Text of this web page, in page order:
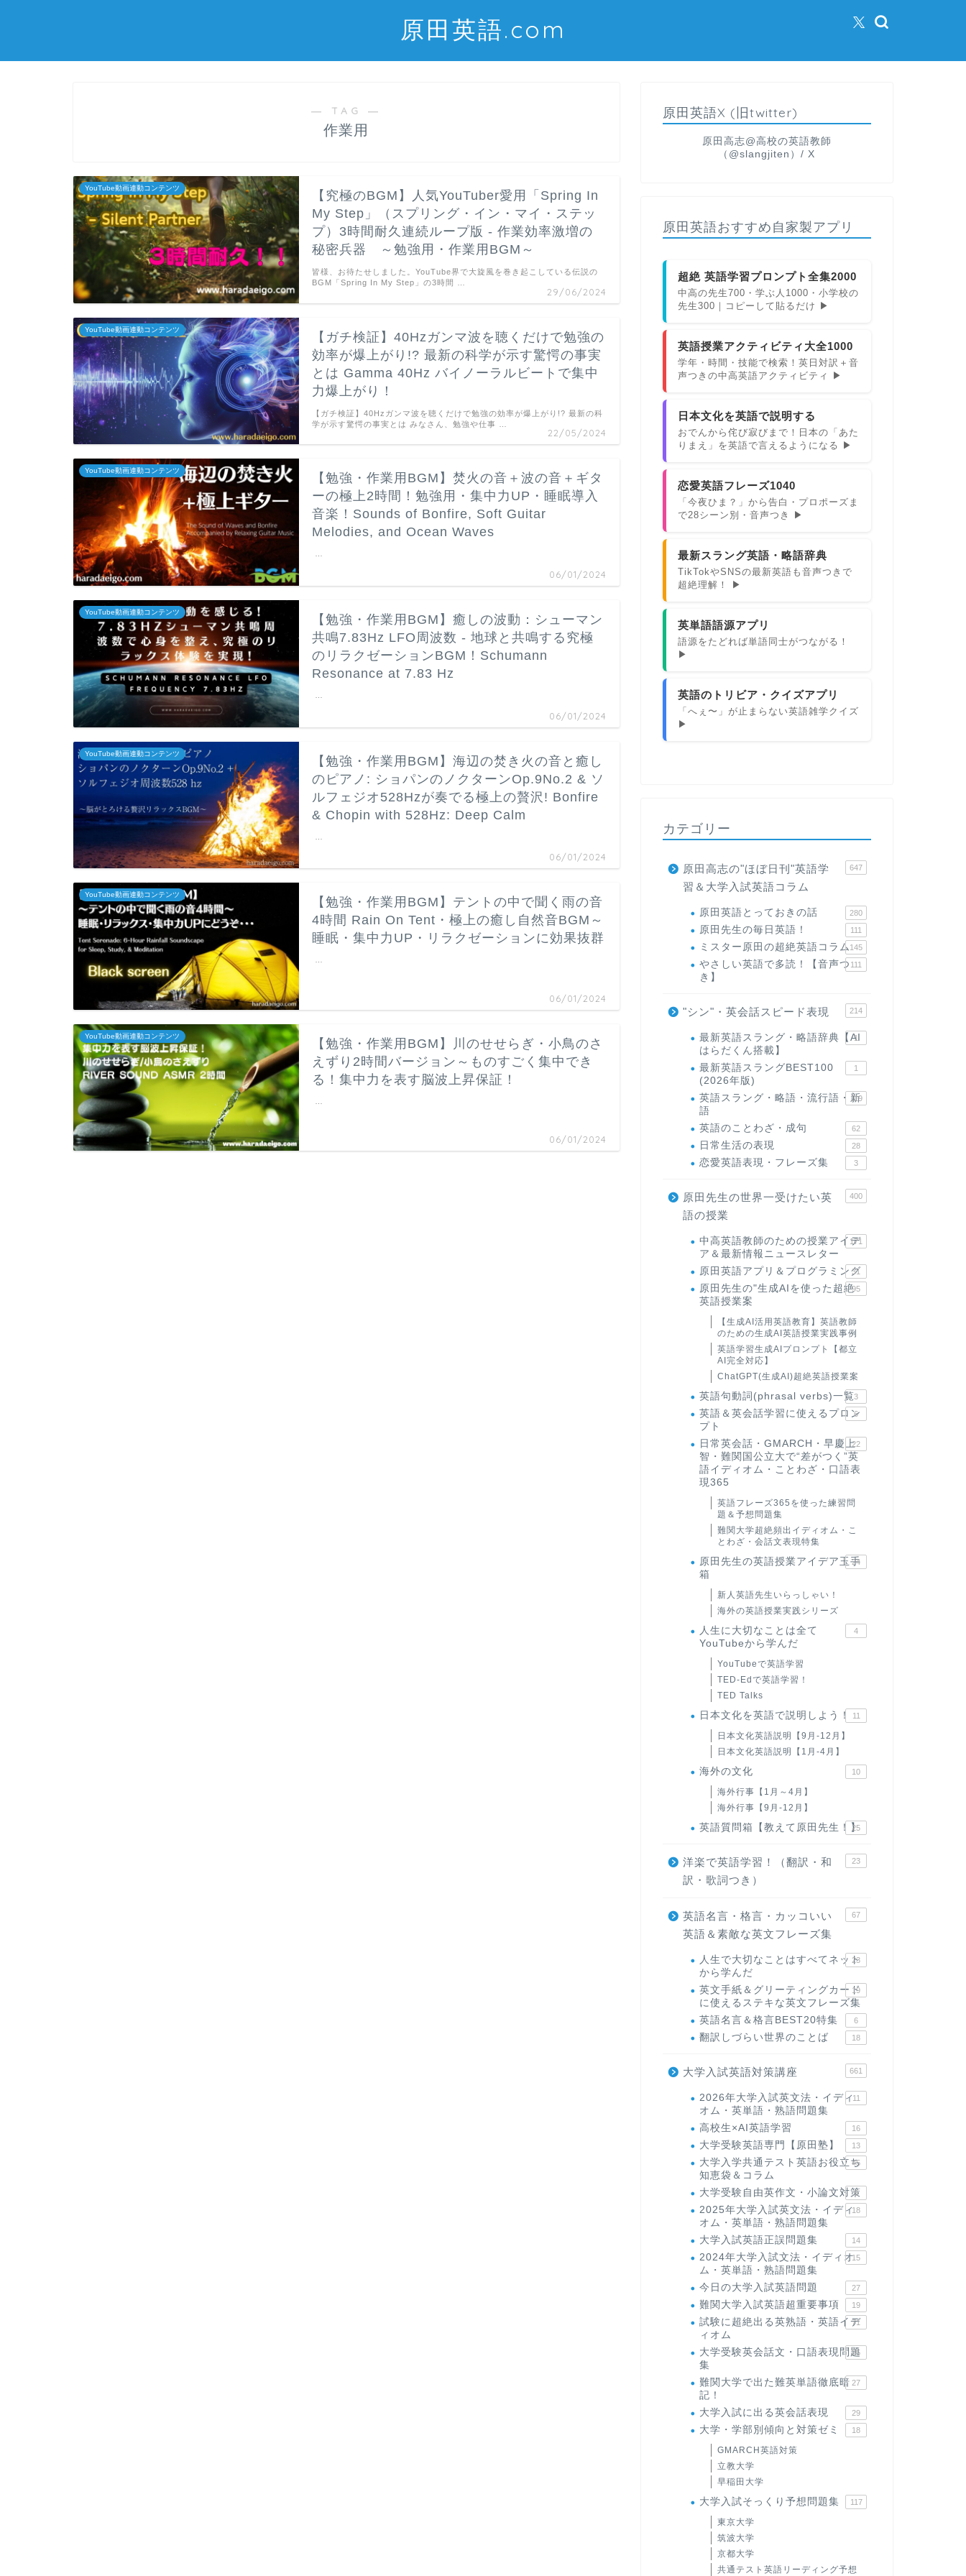
原田英語.com
― TAG ―
作業用
YouTube動画連動コンテンツ
【究極のBGM】人気YouTuber愛用「Spring In
My Step」（スプリング・イン・マイ・ステッ
プ）3時間耐久連続ループ版 - 作業効率激増の
秘密兵器 ～勉強用・作業用BGM～
29/06/2024
皆様、お待たせしました。YouTube界で大旋風を巻き起こしている伝説の
BGM「Spring In My Step」の3時間 …
YouTube動画連動コンテンツ
【ガチ検証】40Hzガンマ波を聴くだけで勉強の
効率が爆上がり!? 最新の科学が示す驚愕の事実
とは Gamma 40Hz バイノーラルビートで集中
力爆上がり！
22/05/2024
【ガチ検証】40Hzガンマ波を聴くだけで勉強の効率が爆上がり!? 最新の科
学が示す驚愕の事実とは みなさん、勉強や仕事 …
YouTube動画連動コンテンツ
【勉強・作業用BGM】焚火の音＋波の音＋ギタ
ーの極上2時間！勉強用・集中力UP・睡眠導入
音楽！Sounds of Bonfire, Soft Guitar
Melodies, and Ocean Waves
06/01/2024
YouTube動画連動コンテンツ
【勉強・作業用BGM】癒しの波動：シューマン
共鳴7.83Hz LFO周波数 - 地球と共鳴する究極
のリラクゼーションBGM！Schumann
Resonance at 7.83 Hz
06/01/2024
YouTube動画連動コンテンツ
【勉強・作業用BGM】海辺の焚き火の音と癒し
のピアノ: ショパンのノクターンOp.9No.2 & ソ
ルフェジオ528Hzが奏でる極上の贅沢! Bonfire
& Chopin with 528Hz: Deep Calm
06/01/2024
YouTube動画連動コンテンツ
【勉強・作業用BGM】テントの中で聞く雨の音
4時間 Rain On Tent・極上の癒し自然音BGM～
睡眠・集中力UP・リラクゼーションに効果抜群
06/01/2024
YouTube動画連動コンテンツ
【勉強・作業用BGM】川のせせらぎ・小鳥のさ
えずり2時間バージョン～ものすごく集中でき
る！集中力を表す脳波上昇保証！
06/01/2024
原田英語X (旧twitter)
原田高志@高校の英語教師
（@slangjiten）/ X
原田英語おすすめ自家製アプリ
超絶 英語学習プロンプト全集2000
中高の先生700・学ぶ人1000・小学校の
先生300｜コピーして貼るだけ ▶
英語授業アクティビティ大全1000
学年・時間・技能で検索！英日対訳＋音
声つきの中高英語アクティビティ ▶
日本文化を英語で説明する
おでんから侘び寂びまで！日本の「あた
りまえ」を英語で言えるようになる ▶
恋愛英語フレーズ1040
「今夜ひま？」から告白・プロポーズま
で28シーン別・音声つき ▶
最新スラング英語・略語辞典
TikTokやSNSの最新英語も音声つきで
超絶理解！ ▶
英単語語源アプリ
語源をたどれば単語同士がつながる！
▶
英語のトリビア・クイズアプリ
「へぇ〜」が止まらない英語雑学クイズ
▶
カテゴリー
原田高志の"ほぼ日刊"英語学
習＆大学入試英語コラム
647
原田英語とっておきの話 280
原田先生の毎日英語！ 111
ミスター原田の超絶英語コラム145
やさしい英語で多読！【音声つ
き】
111
"シン"・英会話スピード表現 214
最新英語スラング・略語辞典【AI
はらだくん搭載】
1
最新英語スラングBEST100
(2026年版)
1
英語スラング・略語・流行語・新
語
119
英語のことわざ・成句 62
日常生活の表現 28
恋愛英語表現・フレーズ集 3
原田先生の世界一受けたい英
語の授業
400
中高英語教師のための授業アイデ
ア＆最新情報ニュースレター
171
原田英語アプリ＆プログラミング
31
原田先生の"生成AIを使った超絶
英語授業案
95
【生成AI活用英語教育】英語教師
のための生成AI英語授業実践事例
英語学習生成AIプロンプト【都立
AI完全対応】
ChatGPT(生成AI)超絶英語授業案
英語句動詞(phrasal verbs)一覧3
英語＆英会話学習に使えるプロン
プト
6
日常英会話・GMARCH・早慶上
智・難関国公立大で“差がつく”英
語イディオム・ことわざ・口語表
現365
22
英語フレーズ365を使った練習問
題＆予想問題集
難関大学超絶頻出イディオム・こ
とわざ・会話文表現特集
原田先生の英語授業アイデア玉手
箱
24
新人英語先生いらっしゃい！
海外の英語授業実践シリーズ
人生に大切なことは全て
YouTubeから学んだ
4
YouTubeで英語学習
TED-Edで英語学習！
TED Talks
日本文化を英語で説明しよう！ 11
日本文化英語説明【9月-12月】
日本文化英語説明【1月-4月】
海外の文化 10
海外行事【1月～4月】
海外行事【9月-12月】
英語質問箱【教えて原田先生！】
25
洋楽で英語学習！（翻訳・和
訳・歌詞つき）
23
英語名言・格言・カッコいい
英語＆素敵な英文フレーズ集
67
人生で大切なことはすべてネット
から学んだ
23
英文手紙＆グリーティングカード
に使えるステキな英文フレーズ集
19
英語名言＆格言BEST20特集 6
翻訳しづらい世界のことば 18
大学入試英語対策講座 661
2026年大学入試英文法・イディ
オム・英単語・熟語問題集
11
高校生×AI英語学習 16
大学受験英語専門【原田塾】 13
大学入学共通テスト英語お役立ち
知恵袋＆コラム
45
大学受験自由英作文・小論文対策
8
2025年大学入試英文法・イディ
オム・英単語・熟語問題集
18
大学入試英語正誤問題集 14
2024年大学入試文法・イディオ
ム・英単語・熟語問題集
15
今日の大学入試英語問題 27
難関大学入試英語超重要事項 19
試験に超絶出る英熟語・英語イデ
ィオム
71
大学受験英会話文・口語表現問題
集
35
難関大学で出た難英単語徹底暗
記！
27
大学入試に出る英会話表現 29
大学・学部別傾向と対策ゼミ 18
GMARCH英語対策
立教大学
早稲田大学
大学入試そっくり予想問題集 117
東京大学
筑波大学
京都大学
共通テスト英語リーディング予想